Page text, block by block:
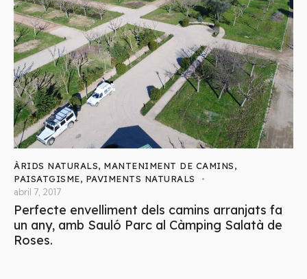
ÀRIDS NATURALS, MANTENIMENT DE CAMINS,
PAISATGISME, PAVIMENTS NATURALS
abril 7, 2017
Perfecte envelliment dels camins arranjats fa
un any, amb Sauló Parc al Càmping Salatà de
Roses.